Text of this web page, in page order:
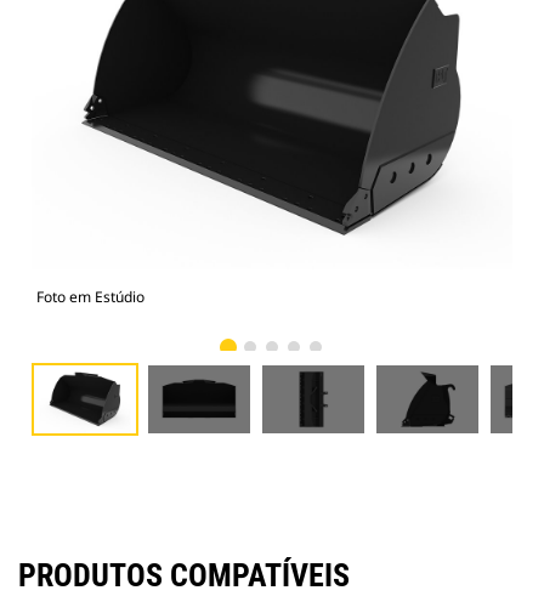
Foto em Estúdio
PRODUTOS COMPATÍVEIS